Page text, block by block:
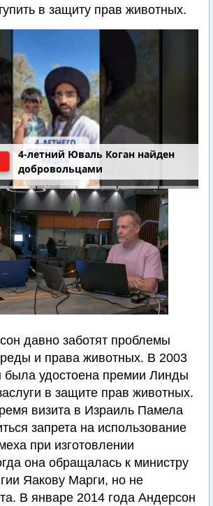
в защиту прав животных.
4-летний Юваль Коган найден
добровольцами
давно заботят проблемы
и права животных. В 2003
была удостоена премии Линды
в защите прав животных.
визита в Израиль Памела
запрета на использование
при изготовлении
она обращалась к министру
Яакову Марги, но не
В январе 2014 года Андерсон